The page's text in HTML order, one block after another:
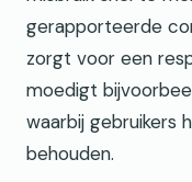
gerapporteerde
zorgt voor een
moedigt
waarbij gebruikers
behouden.